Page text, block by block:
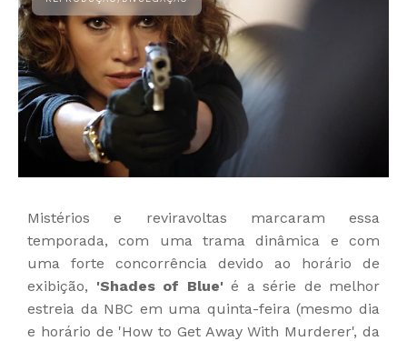
Mistérios e reviravoltas marcaram essa
temporada, com uma trama dinâmica e com
uma forte concorrência devido ao horário de
exibição, 'Shades of Blue'é a série de melhor
estreia da NBC em uma quinta-feira (mesmo dia
e horário de 'How to Get Away With Murderer', da